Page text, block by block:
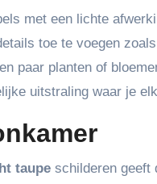
met een lichte
toe te voegen
paar planten of
uitstraling waar je
taupe schilderen geeft